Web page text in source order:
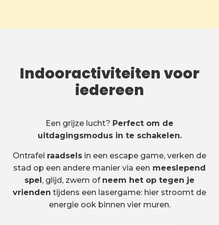
Indooractiviteiten voor
iedereen
Een grijze lucht? Perfect om de
uitdagingsmodus in te schakelen.
Ontrafel raadsels in een escape game, verken de
stad op een andere manier via een meeslepend
spel, glijd, zwem of neem het op tegen je
vrienden tijdens een lasergame: hier stroomt de
energie ook binnen vier muren.